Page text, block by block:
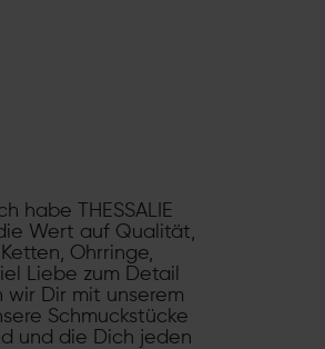
habe THESSALIE
Wert auf Qualität,
Ohrringe,
Liebe zum Detail
Dir mit unserem
Schmuckstücke
und die Dich jeden